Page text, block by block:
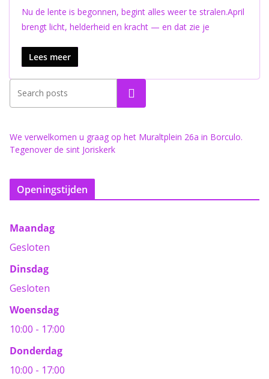
Nu de lente is begonnen, begint alles weer te stralen.April
brengt licht, helderheid en kracht — en dat zie je
Lees meer
Zoeken
We verwelkomen u graag op het Muraltplein 26a in Borculo.
Tegenover de sint Joriskerk
Openingstijden
Maandag
Gesloten
Dinsdag
Gesloten
Woensdag
10:00 - 17:00
Donderdag
10:00 - 17:00